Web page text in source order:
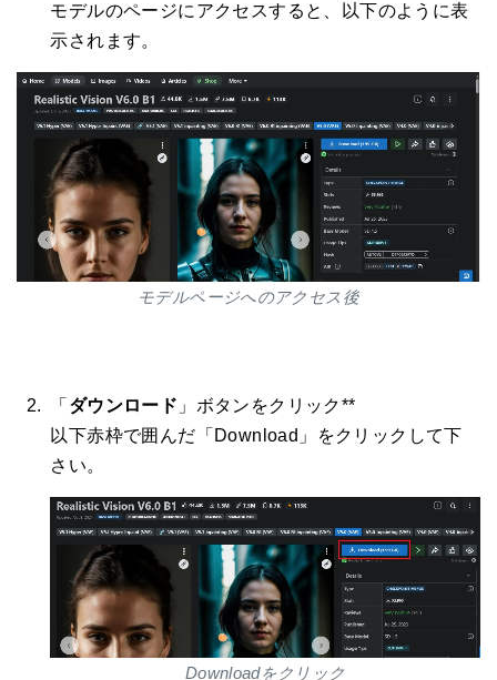
モデルのページにアクセスすると、以下のように表
示されます。
モデルページへのアクセス後
「 ダウンロード 」ボタンをクリック**
以下赤枠で囲んだ「Download」をクリックして下
さい。
Downloadをクリック